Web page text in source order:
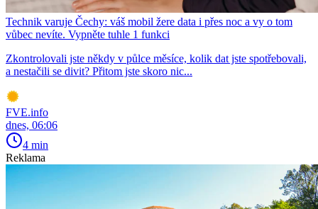
Technik varuje Čechy: váš mobil žere data i přes noc a vy o tom
vůbec nevíte. Vypněte tuhle 1 funkci
Zkontrolovali jste někdy v půlce měsíce, kolik dat jste spotřebovali,
a nestačili se divit? Přitom jste skoro nic...
FVE.info
dnes, 06:06
4 min
Reklama